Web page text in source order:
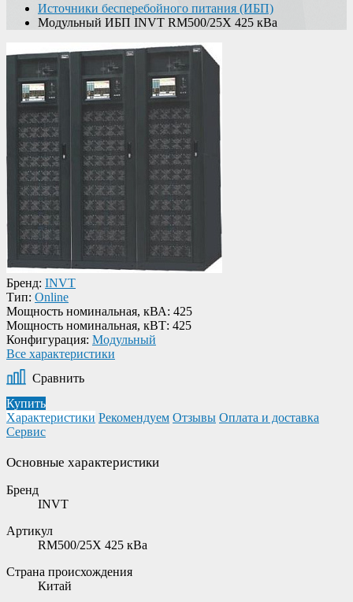
Источники бесперебойного питания (ИБП)
Модульный ИБП INVT RM500/25X 425 кВа
Бренд: INVT
Тип: Online
Мощность номинальная, кВА: 425
Мощность номинальная, кВТ: 425
Конфигурация: Модульный
Все характеристики
Сравнить
Купить
Характеристики Рекомендуем Отзывы Оплата и доставка
Сервис
Основные характеристики
Бренд
INVT
Артикул
RM500/25X 425 кВа
Страна происхождения
Китай